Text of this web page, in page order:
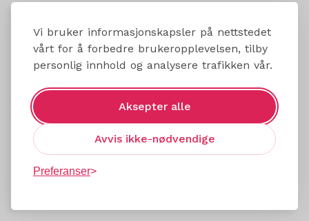
Vi bruker informasjonskapsler på nettstedet
vårt for å forbedre brukeropplevelsen, tilby
personlig innhold og analysere trafikken vår.
Aksepter alle
Avvis ikke-nødvendige
Preferanser